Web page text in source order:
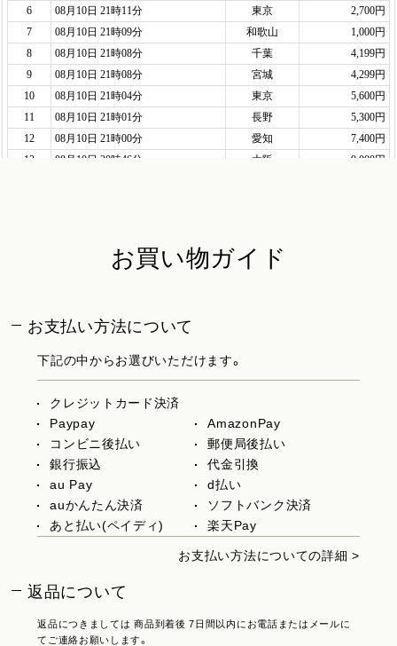
お買い物ガイド
お支払い方法について
下記の中からお選びいただけます。
クレジットカード決済
Paypay
AmazonPay
コンビニ後払い
郵便局後払い
銀行振込
代金引換
au Pay
d払い
auかんたん決済
ソフトバンク決済
あと払い(ペイディ)
楽天Pay
お支払い方法についての詳細 >
返品について
返品につきましては 商品到着後 7日間以内にお電話またはメールに
てご連絡お願いします。